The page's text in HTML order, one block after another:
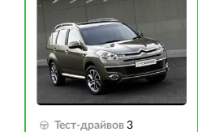
Тест-драйвов 3